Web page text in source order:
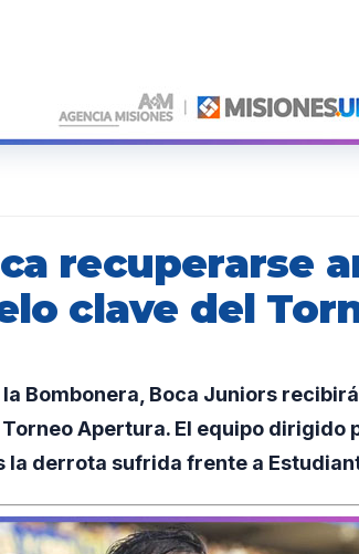
recuperarse
clave del
la Bombonera, Boca Juniors
Apertura. El equipo dirigido
derrota sufrida frente a